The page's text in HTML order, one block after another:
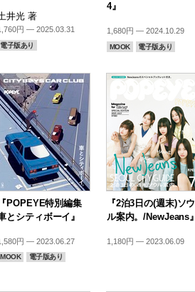
井光 著
円 — 2025.03.31
電子版あり
4』
1,680円 — 2024.10.29
MOOK 電子版あり
『POPEYE特別編集
とシティボーイ』
円 — 2023.06.27
MOOK 電子版あり
『2泊3日の(週末)ソウ
ル案内。/NewJeans』
1,180円 — 2023.06.09